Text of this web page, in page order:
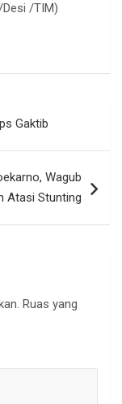
/TIM)
Gaktib
Wagub
Atasi Stunting
Ruas yang